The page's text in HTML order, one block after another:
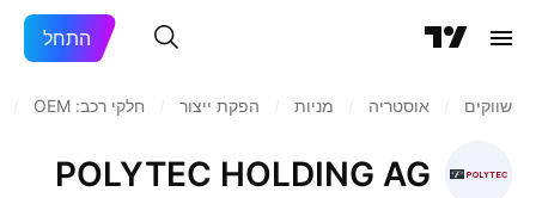
התחל
שווקים אוסטריה מניות‏ הפקת ייצור חלקי רכב: OEM
POLYTEC HOLDING AG